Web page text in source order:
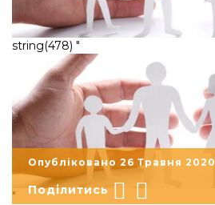
string(478) "
"
Опубліковано 26 Травня 2020
Поділитись